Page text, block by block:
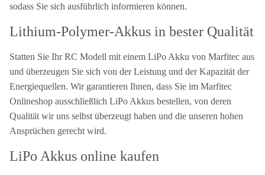
sodass Sie sich ausführlich informieren können.
Lithium-Polymer-Akkus in bester Qualität
Statten Sie Ihr RC Modell mit einem LiPo Akku von Marfitec aus
und überzeugen Sie sich von der Leistung und der Kapazität der
Energiequellen. Wir garantieren Ihnen, dass Sie im Marfitec
Onlineshop ausschließlich LiPo Akkus bestellen, von deren
Qualität wir uns selbst überzeugt haben und die unseren hohen
Ansprüchen gerecht wird.
LiPo Akkus online kaufen